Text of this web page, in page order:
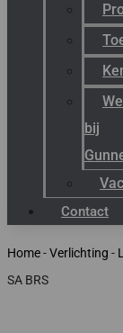
bij
Contact
Home-Verlichting -
SA BRS